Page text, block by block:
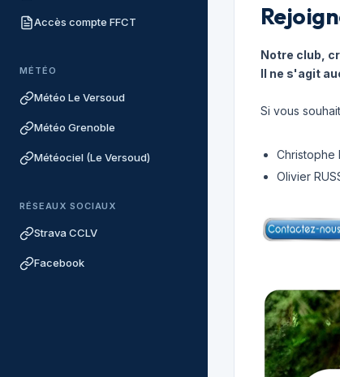
Accès compte FFCT
MÉTÉO
Météo Le Versoud
Météo Grenoble
Météociel (Le Versoud)
RÉSEAUX SOCIAUX
Strava CCLV
Facebook
Notre club,
Il ne s'agit
Si vous
Christophe
Olivier